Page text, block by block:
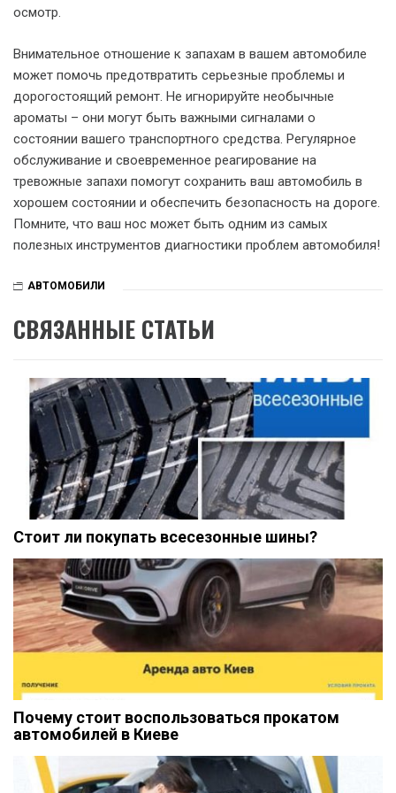
осмотр.
Внимательное отношение к запахам в вашем автомобиле
может помочь предотвратить серьезные проблемы и
дорогостоящий ремонт. Не игнорируйте необычные
ароматы – они могут быть важными сигналами о
состоянии вашего транспортного средства. Регулярное
обслуживание и своевременное реагирование на
тревожные запахи помогут сохранить ваш автомобиль в
хорошем состоянии и обеспечить безопасность на дороге.
Помните, что ваш нос может быть одним из самых
полезных инструментов диагностики проблем автомобиля!
АВТОМОБИЛИ
СВЯЗАННЫЕ СТАТЬИ
Стоит ли покупать всесезонные шины?
Почему стоит воспользоваться прокатом
автомобилей в Киеве